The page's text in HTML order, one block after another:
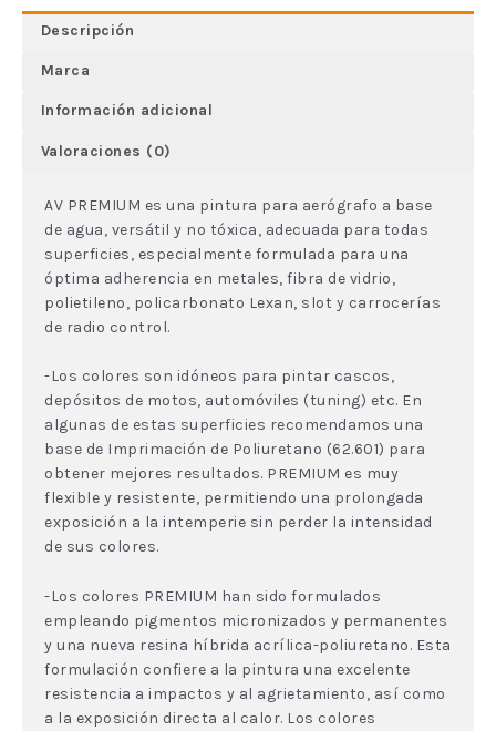
Descripción
Marca
Información adicional
Valoraciones (0)
AV PREMIUM es una pintura para aerógrafo a base
de agua, versátil y no tóxica, adecuada para todas
superficies, especialmente formulada para una
óptima adherencia en metales, fibra de vidrio,
polietileno, policarbonato Lexan, slot y carrocerías
de radio control.
-Los colores son idóneos para pintar cascos,
depósitos de motos, automóviles (tuning) etc. En
algunas de estas superficies recomendamos una
base de Imprimación de Poliuretano (62.601) para
obtener mejores resultados. PREMIUM es muy
flexible y resistente, permitiendo una prolongada
exposición a la intemperie sin perder la intensidad
de sus colores.
-Los colores PREMIUM han sido formulados
empleando pigmentos micronizados y permanentes
y una nueva resina híbrida acrílica-poliuretano. Esta
formulación confiere a la pintura una excelente
resistencia a impactos y al agrietamiento, así como
a la exposición directa al calor. Los colores